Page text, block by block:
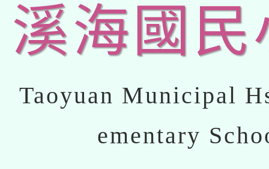
溪海國民
Taoyuan Municipal
ementary